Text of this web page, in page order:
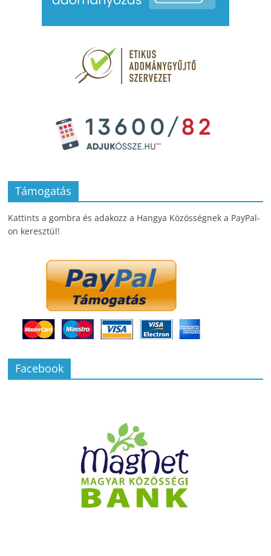
Támogatás
Kattints a gombra és adakozz a Hangya Közösségnek a PayPal-
on keresztül!
Facebook